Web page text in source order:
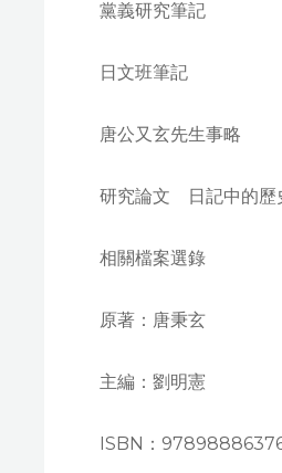
黨義研究筆記
日文班筆記
唐公又玄先生事略
研究論文 日記中的歷
相關檔案選錄
原著：唐秉玄
主編：劉明憲
ISBN：